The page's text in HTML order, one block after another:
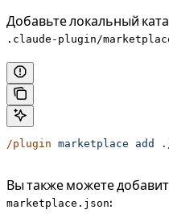
Добавьте локальный
.claude-plugin/
/plugin marketplace add
Вы также можете
marketplace.json: